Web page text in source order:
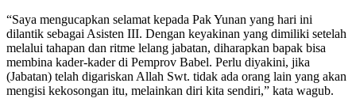
“Saya mengucapkan selamat kepada Pak Yunan yang hari ini
dilantik sebagai Asisten III. Dengan keyakinan yang dimiliki setelah
melalui tahapan dan ritme lelang jabatan, diharapkan bapak bisa
membina kader-kader di Pemprov Babel. Perlu diyakini, jika
(Jabatan) telah digariskan Allah Swt. tidak ada orang lain yang akan
mengisi kekosongan itu, melainkan diri kita sendiri,” kata wagub.